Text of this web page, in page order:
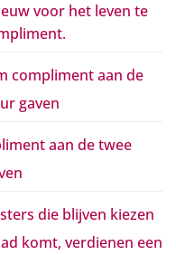
voor het leven te
compliment aan de
gaven
aan de twee
die blijven kiezen
komt, verdienen een